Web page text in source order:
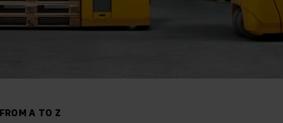
A TO Z